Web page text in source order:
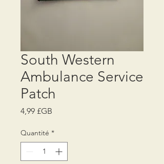
South Western
Ambulance Service
Patch
4,99 £GB
Quantité *